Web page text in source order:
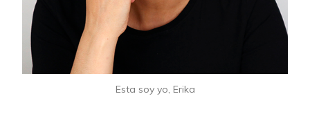
Esta soy yo, Erika